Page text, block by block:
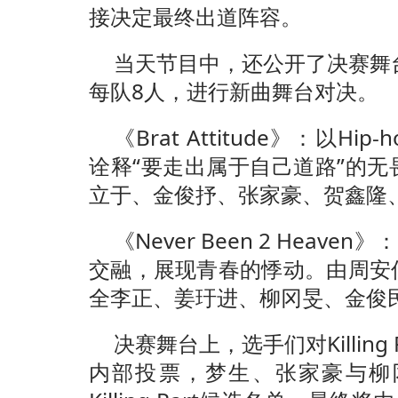
接决定最终出道阵容。
当天节目中，还公开了决赛
每队8人，进行新曲舞台对决。
《Brat Attitude》：以Hip-
诠释“要走出属于自己道路”的
立于、金俊抒、张家豪、贺鑫
《Never Been 2 Heaven》
交融，展现青春的悸动。由周
全李正、姜玗进、柳冈旻、金俊
决赛舞台上，选手们对
内部投票，梦生、张家豪与